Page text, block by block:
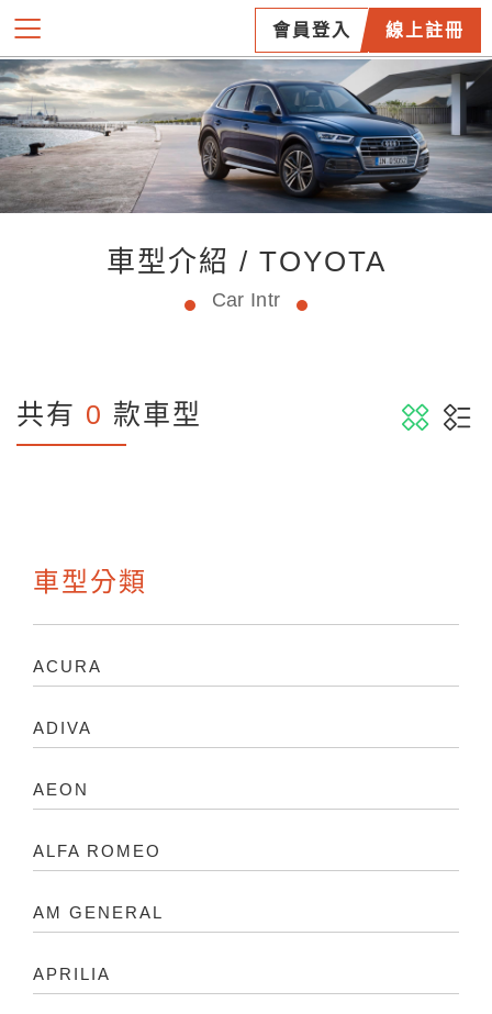
會員登入 線上註冊
車型介紹 / TOYOTA
Car Intr
共有 0 款車型
車型分類
ACURA
ADIVA
AEON
ALFA ROMEO
AM GENERAL
APRILIA